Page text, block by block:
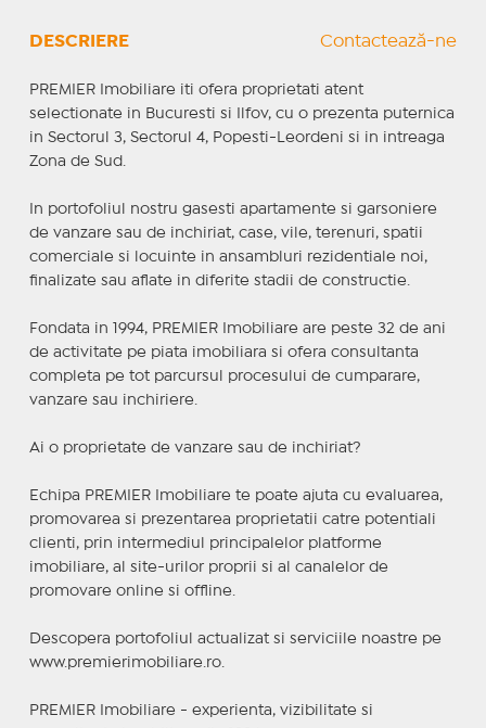
DESCRIERE Contactează-ne
PREMIER Imobiliare iti ofera proprietati atent
selectionate in Bucuresti si Ilfov, cu o prezenta puternica
in Sectorul 3, Sectorul 4, Popesti-Leordeni si in intreaga
Zona de Sud.
In portofoliul nostru gasesti apartamente si garsoniere
de vanzare sau de inchiriat, case, vile, terenuri, spatii
comerciale si locuinte in ansambluri rezidentiale noi,
finalizate sau aflate in diferite stadii de constructie.
Fondata in 1994, PREMIER Imobiliare are peste 32 de ani
de activitate pe piata imobiliara si ofera consultanta
completa pe tot parcursul procesului de cumparare,
vanzare sau inchiriere.
Ai o proprietate de vanzare sau de inchiriat?
Echipa PREMIER Imobiliare te poate ajuta cu evaluarea,
promovarea si prezentarea proprietatii catre potentiali
clienti, prin intermediul principalelor platforme
imobiliare, al site-urilor proprii si al canalelor de
promovare online si offline.
Descopera portofoliul actualizat si serviciile noastre pe
www.premierimobiliare.ro.
PREMIER Imobiliare - experienta, vizibilitate si